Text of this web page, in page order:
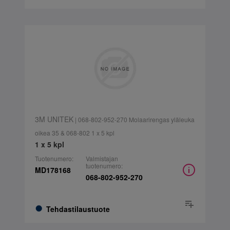
3M UNITEK| 068-802-952-270 Molaarirengas yläleuka
oikea 35 & 068-802 1 x 5 kpl
1 x 5 kpl
Tuotenumero:
MD178168
Tehdastilaustuote
Valmistajan
tuotenumero:
068-802-952-270